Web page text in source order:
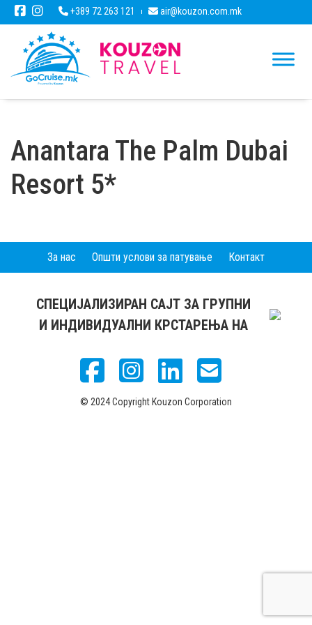
+389 72 263 121 air@kouzon.com.mk
Anantara The Palm Dubai
Resort 5*
За нас Општи услови за патување Контакт
СПЕЦИЈАЛИЗИРАН САЈТ ЗА ГРУПНИ
И ИНДИВИДУАЛНИ КРСТАРЕЊА НА
© 2024 Copyright Kouzon Corporation